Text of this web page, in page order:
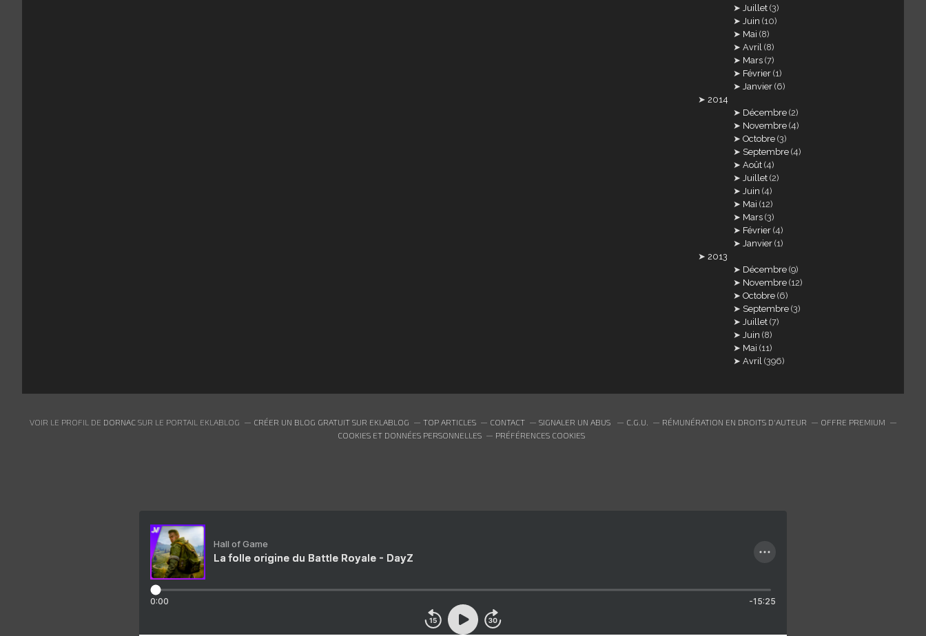
Juillet (3)
Juin (10)
Mai (8)
Avril (8)
Mars (7)
Février (1)
Janvier (6)
2014
Décembre (2)
Novembre (4)
Octobre (3)
Septembre (4)
Août (4)
Juillet (2)
Juin (4)
Mai (12)
Mars (3)
Février (4)
Janvier (1)
2013
Décembre (9)
Novembre (12)
Octobre (6)
Septembre (3)
Juillet (7)
Juin (8)
Mai (11)
Avril (396)
VOIR LE PROFIL DE DORNACSUR LE PORTAIL EKLABLOG CRÉER UN BLOG GRATUIT SUR EKLABLOG TOP ARTICLES CONTACT SIGNALER UN ABUS C.G.U. RÉMUNÉRATION EN DROITS D'AUTEUR
OFFRE PREMIUM
COOKIES ET DONNÉES PERSONNELLES
PRÉFÉRENCES COOKIES
Hall of Game
La folle origine du Battle Royale - DayZ
0:00 -15:25